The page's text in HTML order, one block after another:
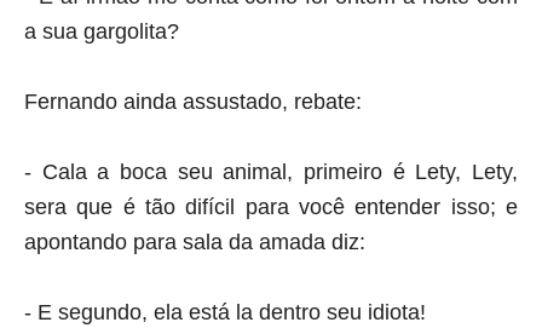
a sua gargolita?
Fernando ainda assustado, rebate:
- Cala a boca seu animal, primeiro é Lety, Lety,
sera que é tão difícil para você entender isso; e
apontando para sala da amada diz:
- E segundo, ela está la dentro seu idiota!